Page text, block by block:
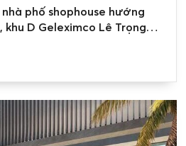
phố shophouse hướng
khu D Geleximco Lê Trọng